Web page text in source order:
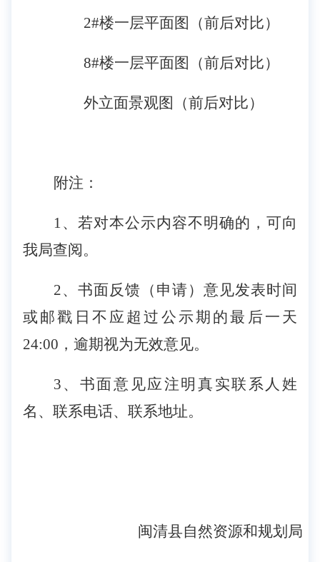
2#楼一层平面图 （前后对比）
8#楼一层平面图 （前后对比）
外立面景观图（前后对比）
附注：
1、若对本公示内容不明确的，可向
我局查阅。
2、书面反馈（申请）意见发表时间
或邮戳日不应超过公示期的最后一天
24:00，逾期视为无效意见。
3、书面意见应注明真实联系人姓
名、联系电话、联系地址。
闽清县自然资源和规划局